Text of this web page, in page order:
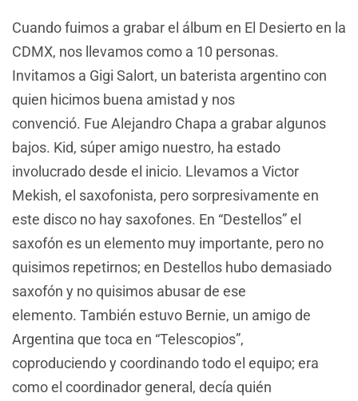
Cuando fuimos a grabar el álbum en El Desierto en la
CDMX, nos llevamos como a 10 personas.
Invitamos a Gigi Salort, un baterista argentino con
quien hicimos buena amistad y nos
convenció. Fue Alejandro Chapa a grabar algunos
bajos. Kid, súper amigo nuestro, ha estado
involucrado desde el inicio. Llevamos a Victor
Mekish, el saxofonista, pero sorpresivamente en
este disco no hay saxofones. En “Destellos” el
saxofón es un elemento muy importante, pero no
quisimos repetirnos; en Destellos hubo demasiado
saxofón y no quisimos abusar de ese
elemento. También estuvo Bernie, un amigo de
Argentina que toca en “Telescopios”,
coproduciendo y coordinando todo el equipo; era
como el coordinador general, decía quién